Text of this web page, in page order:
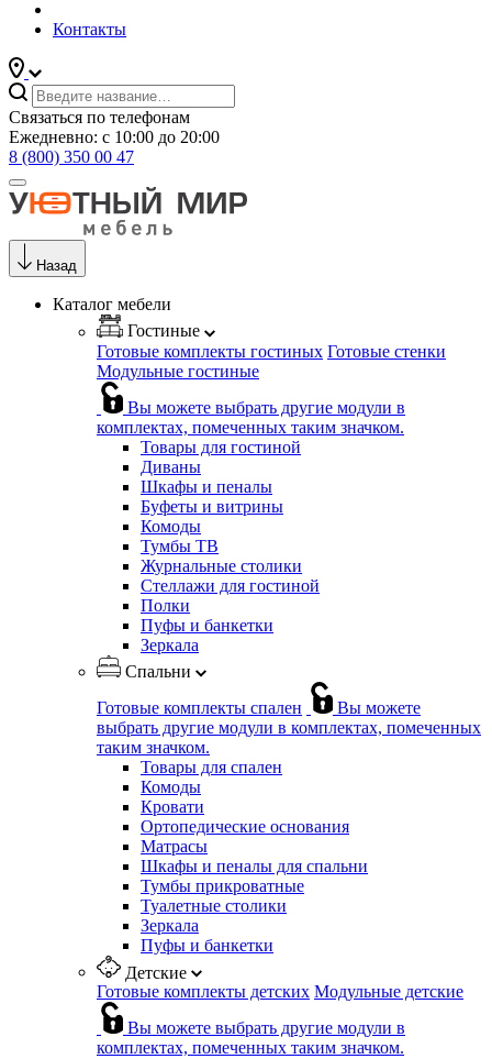
Контакты
Связаться по телефонам
Ежедневно: с 10:00 до 20:00
8 (800) 350 00 47
Назад
Каталог мебели
Гостиные
Готовые комплекты гостиных Готовые стенки
Модульные гостиные
Вы можете выбрать другие модули в
комплектах, помеченных таким значком.
Товары для гостиной
Диваны
Шкафы и пеналы
Буфеты и витрины
Комоды
Тумбы ТВ
Журнальные столики
Стеллажи для гостиной
Полки
Пуфы и банкетки
Зеркала
Спальни
Готовые комплекты спален
Вы можете
выбрать другие модули в комплектах, помеченных
таким значком.
Товары для спален
Комоды
Кровати
Ортопедические основания
Матрасы
Шкафы и пеналы для спальни
Тумбы прикроватные
Туалетные столики
Зеркала
Пуфы и банкетки
Детские
Готовые комплекты детских Модульные детские
Вы можете выбрать другие модули в
комплектах, помеченных таким значком.